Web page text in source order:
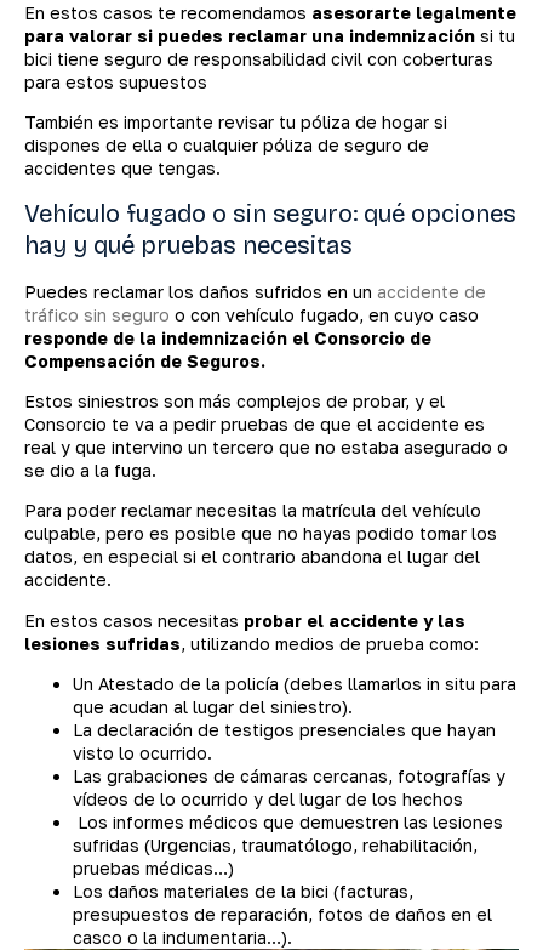
En estos casos te recomendamos asesorarte legalmente
para valorar si puedes reclamar una indemnización si tu
bici tiene seguro de responsabilidad civil con coberturas
para estos supuestos
También es importante revisar tu póliza de hogar si
dispones de ella o cualquier póliza de seguro de
accidentes que tengas.
Vehículo fugado o sin seguro: qué opciones
hay y qué pruebas necesitas
Puedes reclamar los daños sufridos en un accidente de
tráfico sin seguro o con vehículo fugado, en cuyo caso
responde de la indemnización el Consorcio de
Compensación de Seguros.
Estos siniestros son más complejos de probar, y el
Consorcio te va a pedir pruebas de que el accidente es
real y que intervino un tercero que no estaba asegurado o
se dio a la fuga.
Para poder reclamar necesitas la matrícula del vehículo
culpable, pero es posible que no hayas podido tomar los
datos, en especial si el contrario abandona el lugar del
accidente.
En estos casos necesitas probar el accidente y las
lesiones sufridas, utilizando medios de prueba como:
Un Atestado de la policía (debes llamarlos in situ para
que acudan al lugar del siniestro).
La declaración de testigos presenciales que hayan
visto lo ocurrido.
Las grabaciones de cámaras cercanas, fotografías y
vídeos de lo ocurrido y del lugar de los hechos
Los informes médicos que demuestren las lesiones
sufridas (Urgencias, traumatólogo, rehabilitación,
pruebas médicas…)
Los daños materiales de la bici (facturas,
presupuestos de reparación, fotos de daños en el
casco o la indumentaria…).